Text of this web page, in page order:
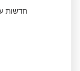
חדשות